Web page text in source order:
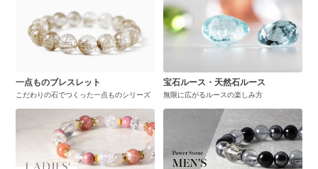
一点ものブレスレット
こだわりの石でつくった一点ものシリーズ
宝石ルース・天然石ルース
無限に広がるルースの楽しみ方